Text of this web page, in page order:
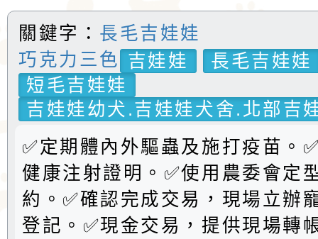
關鍵字： 長毛吉娃娃
巧克力三色 吉娃娃
長毛吉娃娃
短毛吉娃娃
吉娃娃幼犬.吉娃娃犬舍.北部吉
✅定期體內外驅蟲及施打疫苗。
健康注射證明。✅️使用農委會定
約。✅️確認完成交易，現場立辦
登記。✅現金交易，提供現場轉